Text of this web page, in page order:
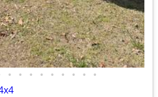
• • • • • • • • •